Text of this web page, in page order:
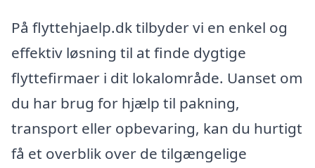
På flyttehjaelp.dk tilbyder vi en enkel og
effektiv løsning til at finde dygtige
flyttefirmaer i dit lokalområde. Uanset om
du har brug for hjælp til pakning,
transport eller opbevaring, kan du hurtigt
få et overblik over de tilgængelige